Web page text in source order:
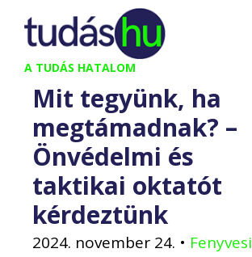
Kilépés
tartalomba
A TUDÁS HATALOM
Mit tegyünk, ha
megtámadnak? –
Önvédelmi és
taktikai oktatót
kérdeztünk
2024. november 24. • Fenyvesi